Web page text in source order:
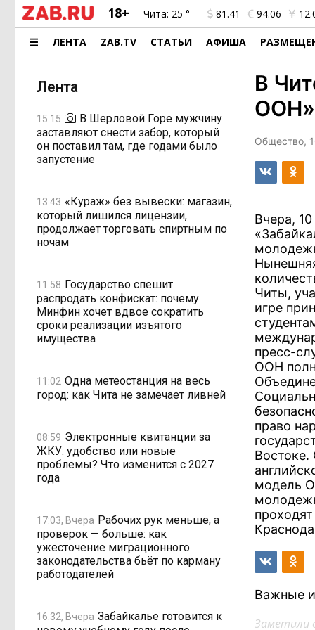
18+ Чита: 25 ° 81.41 94.06
ЛЕНТА ZAB.TV СТАТЬИ АФИША
Лента
15:15
В Шерловой Горе мужчину
заставляют снести забор, который
он поставил там, где годами было
запустение
13:43 «Кураж» без вывески: магазин,
который лишился лицензии,
продолжает торговать спиртным по
ночам
11:58 Государство спешит
распродать конфискат: почему
Минфин хочет вдвое сократить
сроки реализации изъятого
имущества
11:02 Одна метеостанция на весь
город: как Чита не замечает ливней
08:59 Электронные квитанции за
ЖКУ: удобство или новые
проблемы? Что изменится с 2027
года
17:03, Вчера Рабочих рук меньше, а
проверок — больше: как
ужесточение миграционного
законодательства бьёт по карману
работодателей
16:32, Вчера Забайкалье готовится к
В
ООН»
Общество,
Вчера,
Читы,
игре
пресс-
ООН
право
Востоке.
модель
Важные
Заметили